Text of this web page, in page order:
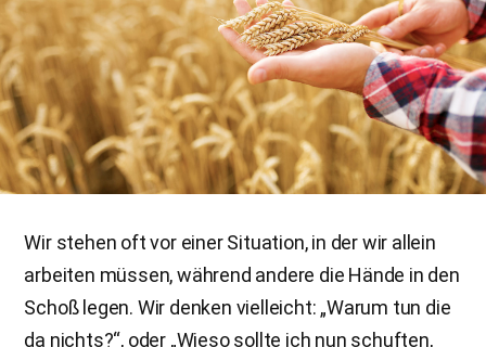
Wir stehen oft vor einer Situation, in der wir allein
arbeiten müssen, während andere die Hände in den
Schoß legen. Wir denken vielleicht: „Warum tun die
da nichts?“, oder „Wieso sollte ich nun schuften,